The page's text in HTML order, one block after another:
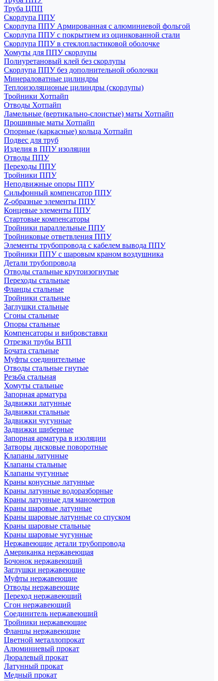
Труба ЦПП
Скорлупа ППУ
Скорлупа ППУ Армированная с алюминиевой фольгой
Скорлупа ППУ с покрытием из оцинкованной стали
Скорлупа ППУ в стеклопластиковой оболочке
Хомуты для ППУ скорлупы
Полиуретановый клей без скорлупы
Скорлупа ППУ без дополнительной оболочки
Минераловатные цилиндры
Теплоизоляционые цилиндры (скорлупы)
Тройники Хотпайп
Отводы Хотпайп
Ламельные (вертикально-слоистые) маты Хотпайп
Прошивные маты Хотпайп
Опорные (каркасные) кольца Хотпайп
Подвес для труб
Изделия в ППУ изоляции
Отводы ППУ
Переходы ППУ
Тройники ППУ
Неподвижные опоры ППУ
Cильфонный компенсатор ППУ
Z-образные элементы ППУ
Концевые элементы ППУ
Стартовые компенсаторы
Тройники параллельные ППУ
Тройниковые ответвления ППУ
Элементы трубопровода с кабелем вывода ППУ
Тройники ППУ с шаровым краном воздушника
Детали трубопровода
Отводы стальные крутоизогнутые
Переходы стальные
Фланцы стальные
Тройники стальные
Заглушки стальные
Сгоны стальные
Опоры стальные
Компенсаторы и вибровставки
Отрезки трубы ВГП
Бочата стальные
Муфты соединительные
Отводы стальные гнутые
Резьба стальная
Хомуты стальные
Запорная арматура
Задвижки латунные
Задвижки стальные
Задвижки чугунные
Задвижки шиберные
Запорная арматура в изоляции
Затворы дисковые поворотные
Клапаны латунные
Клапаны стальные
Клапаны чугунные
Краны конусные латунные
Краны латунные водоразборные
Краны латунные для манометров
Краны шаровые латунные
Краны шаровые латунные со спуском
Краны шаровые стальные
Краны шаровые чугунные
Нержавеющие детали трубопровода
Американка нержавеющая
Бочонок нержавеющий
Заглушки нержавеющие
Муфты нержавеющие
Отводы нержавеющие
Переход нержавеющий
Сгон нержавеющий
Соединитель нержавеющий
Тройники нержавеющие
Фланцы нержавеющие
Цветной металлопрокат
Алюминиевый прокат
Дюралевый прокат
Латунный прокат
Медный прокат